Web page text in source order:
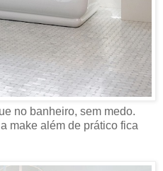
no banheiro, sem medo.
make além de prático fica